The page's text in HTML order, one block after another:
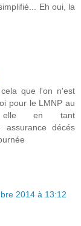
Eh oui, la
que l'on n'est
pour le LMNP au
en tant
assurance décés
2014 à 13:12